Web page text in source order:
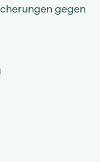
gegen